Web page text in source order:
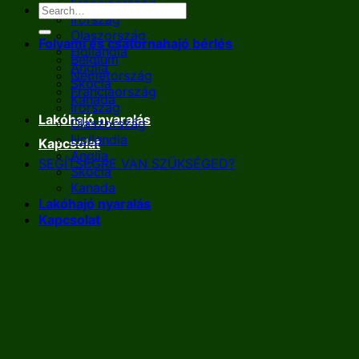
Franciaország
Írország
Olaszország
Hollandia
Anglia
Skócia
Kanada
Lakóhajó nyaralás
Kapcsolat
SEGÍTSÉGRE VAN SZÜKSÉGED?
Folyami és csatornahajó bérlés
Belgium
Németország
Franciaország
Írország
Olaszország
Hollandia
Anglia
Skócia
Kanada
Lakóhajó nyaralás
Kapcsolat